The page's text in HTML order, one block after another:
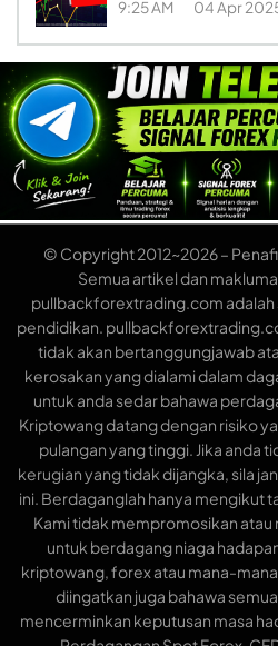
9:25 AM 04 Apr
© Copyright 2012~2026 –
Semua artikel dan
pullbackforextrading.com
pendidikan.
tidak akan bertanggungjawab
kerosakan yang dialami dalam
untuk anda sedar bahawa
Kriptowang datang dengan risiko
pulangan yang tinggi. Jika anda
kerugian yang tidak dijangka, sila
ini. Berdaganglah hanya mengikut
Kami tidak mempromosikan
untuk berdagang niaga
kriptowang, forex atau mana-
diingatkan juga bahawa
mencerminkan keputusan masa